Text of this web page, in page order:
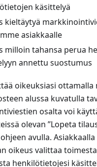
käsittelyä
kieltäytyä
asiakkaalle
milloin tahansa perua
annettu suostumus
oikeuksiasi ottamalla
alussa kuvatulla
osalta voi
olevan ”Lopeta
avulla.
oikeus valittaa
henkilötietojesi